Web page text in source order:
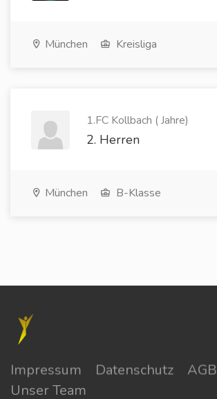
München Kreisliga
1.FC Kollbach ( Jahre)
2. Herren
München B-Klasse
Impressum Datenschutz AGB
Unser Team